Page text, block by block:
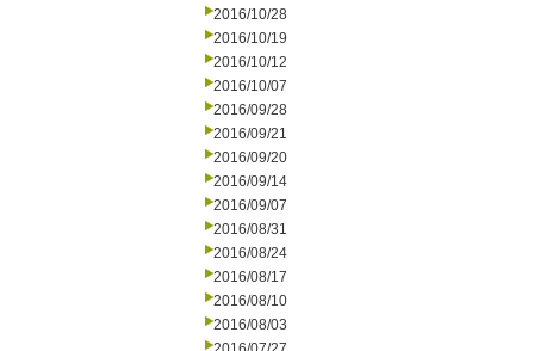
2016/10/28
2016/10/19
2016/10/12
2016/10/07
2016/09/28
2016/09/21
2016/09/20
2016/09/14
2016/09/07
2016/08/31
2016/08/24
2016/08/17
2016/08/10
2016/08/03